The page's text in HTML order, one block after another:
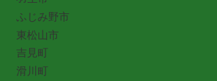
ふじみ野市
東松山市
吉見町
滑川町